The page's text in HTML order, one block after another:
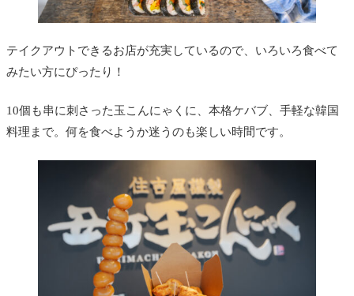
テイクアウトできるお店が充実しているので、いろいろ食べて
みたい方にぴったり！
10個も串に刺さった玉こんにゃくに、本格ケバブ、手軽な韓国
料理まで。何を食べようか迷うのも楽しい時間です。